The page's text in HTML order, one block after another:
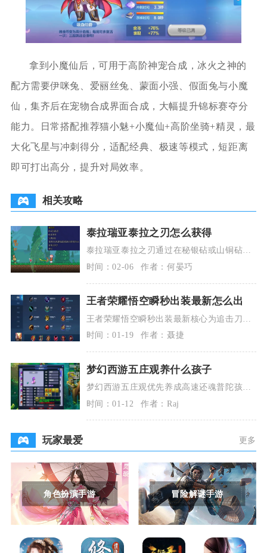
拿到小魔仙后，可用于高阶神宠合成，冰火之神的
配方需要伊咪兔、爱丽丝兔、蒙面小强、假面兔与小魔
仙，集齐后在宠物合成界面合成，大幅提升锦标赛夺分
能力。日常搭配推荐猫小魅+小魔仙+高阶坐骑+精灵，最
大化飞星与冲刺得分，适配经典、极速等模式，短距离
即可打出高分，提升对局效率。
相关攻略
泰拉瑞亚泰拉之刃怎么获得
泰拉瑞亚泰拉之刃通过在秘银砧或山铜砧合
成获得，合成配方为原版永夜之刃、原版断
钢剑与断裂英雄
时间：02-06 作者：何晏巧
王者荣耀悟空瞬秒出装最新怎么出
王者荣耀悟空瞬秒出装最新核心为追击刀
锋、急速战靴、无尽战刃、宗师之力、碎星
锤、名刀·司命，
时间：01-19 作者：聂捷
梦幻西游五庄观养什么孩子
梦幻西游五庄观优先养成高速还魂普陀孩
子、龟速还魂化生孩子，其次可根据玩法需
求搭配力地府孩子
时间：01-12 作者：Raj
玩家最爱 更多
角色扮演手游 冒险解谜手游